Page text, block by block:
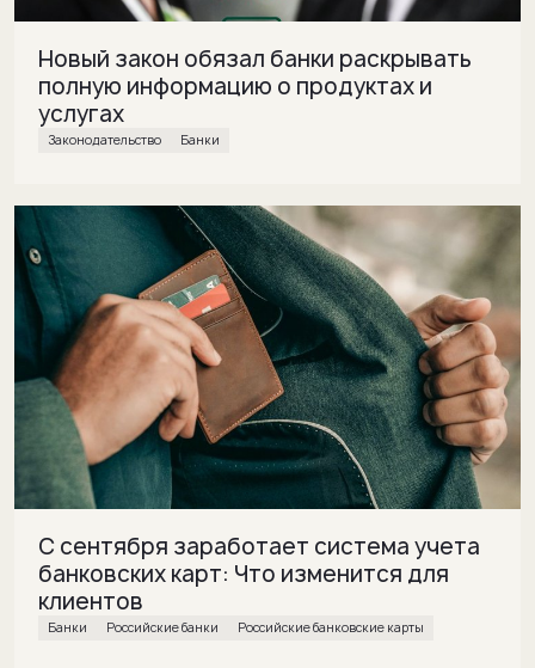
Новый закон обязал банки раскрывать
полную информацию о продуктах и
услугах
законодательство банки
С сентября заработает система учета
банковских карт: Что изменится для
клиентов
банки Российские банки Российские банковские карты